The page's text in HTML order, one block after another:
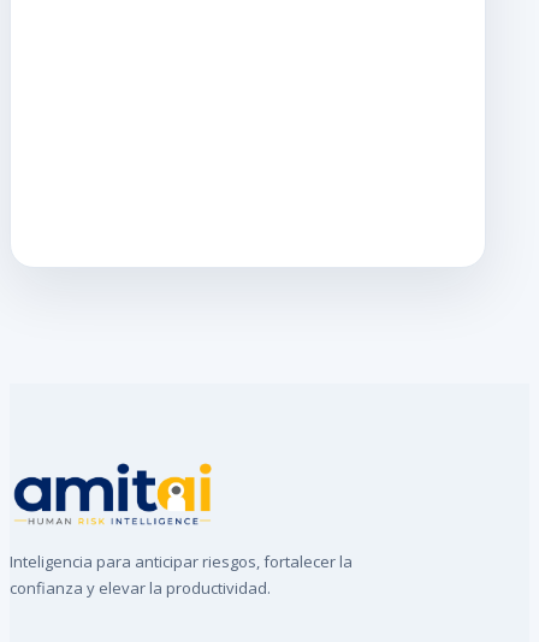
Inteligencia para anticipar riesgos, fortalecer la
confianza y elevar la productividad.